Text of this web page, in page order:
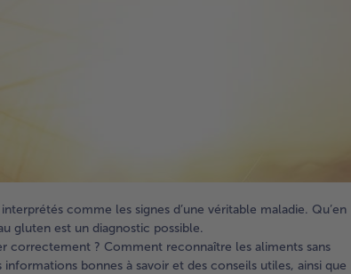
comme les signes d’une véritable maladie. Qu’en
gluten est un diagnostic possible.
correctement ? Comment reconnaître les aliments sans
bonnes à savoir et des conseils utiles, ainsi que